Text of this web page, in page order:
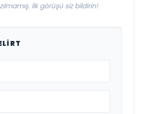
İlk görüşü siz bildirin!